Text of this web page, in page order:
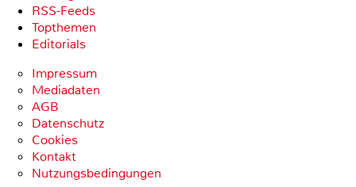
RSS-Feeds
Topthemen
Editorials
Impressum
Mediadaten
AGB
Datenschutz
Cookies
Kontakt
Nutzungsbedingungen